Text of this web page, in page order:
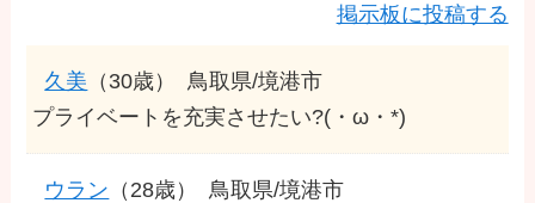
掲示板に投稿する
久美 （30歳）
鳥取県/境港市
プライベートを充実させたい?(・ω・*)
ウラン （28歳）
鳥取県/境港市